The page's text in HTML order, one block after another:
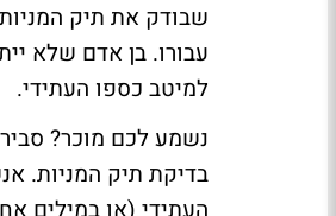
עבורו. בן אדם שלא
למיטב כספו העתידי.
נשמע לכם מוכר?
בדיקת תיק המניות.